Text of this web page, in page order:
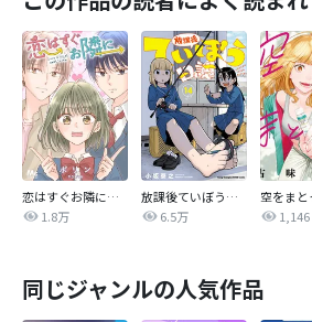
恋はすぐお隣に【タテヨミ】
1.8万
放課後ていぼう日誌
6.5万
空をまと
1,146
同じジャンルの人気作品